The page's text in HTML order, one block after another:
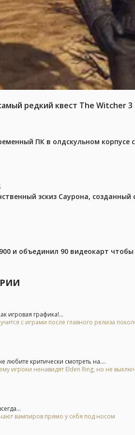
редкий квест The Witcher 3
ПК в олдскульном
эскиз Саурона,
и объединил 90 видеокарт
игровая графика!...
с играми после главного релиза
любите критически смотреть на....
игроки ненавидят Elden Ring, но не
вампиров прямо у себя под носом